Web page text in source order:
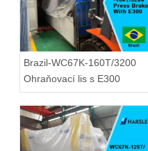
Brazil-WC67K-160T/3200
Ohraňovací lis s E300